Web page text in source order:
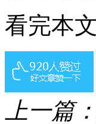
看完本
上一篇：